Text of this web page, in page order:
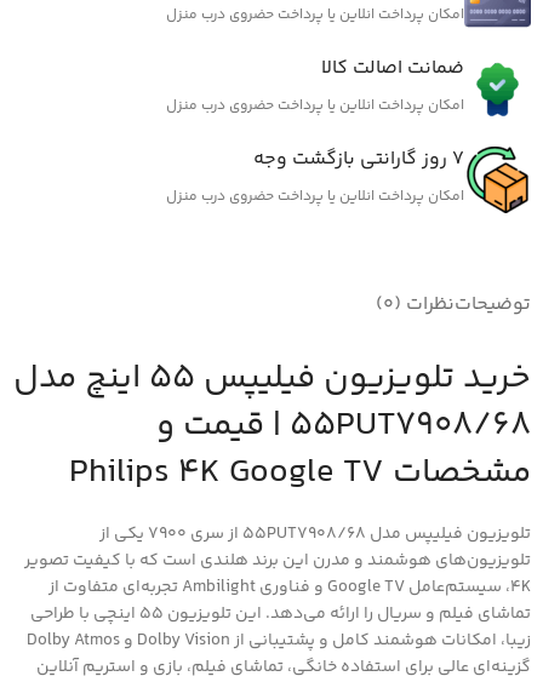
امکان پرداخت انلاین یا پرداخت حضروی درب منزل
ضمانت اصالت کالا
امکان پرداخت انلاین یا پرداخت حضروی درب منزل
7 روز گارانتی بازگشت وجه
امکان پرداخت انلاین یا پرداخت حضروی درب منزل
توضیحاتنظرات (0)
خرید تلویزیون فیلیپس 55 اینچ مدل
55PUT7908/68 | قیمت و
مشخصات Philips 4K Google TV
تلویزیون فیلیپس مدل 55PUT7908/68 از سری 7900 یکی از
تلویزیون‌های هوشمند و مدرن این برند هلندی است که با کیفیت تصویر
4K، سیستم‌عامل Google TV و فناوری Ambilight تجربه‌ای متفاوت از
تماشای فیلم و سریال را ارائه می‌دهد. این تلویزیون 55 اینچی با طراحی
زیبا، امکانات هوشمند کامل و پشتیبانی از Dolby Vision و Dolby Atmos
گزینه‌ای عالی برای استفاده خانگی، تماشای فیلم، بازی و استریم آنلاین